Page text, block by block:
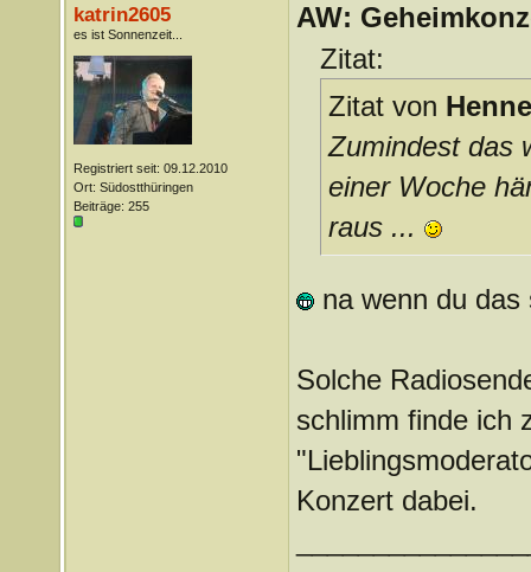
katrin2605
es ist Sonnenzeit...
Registriert seit: 09.12.2010
Ort: Südostthüringen
Beiträge: 255
AW:
Zitat:
Zitat von
Zumindest das
einer Woche
raus ...
na wenn du das
Solche
schlimm finde ich
Konzert dabei.